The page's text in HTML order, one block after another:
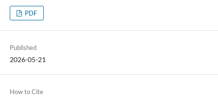
PDF
Published
2026-05-21
How to Cite